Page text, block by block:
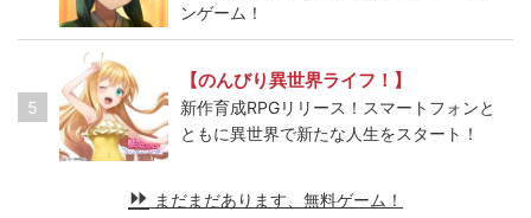
ンゲーム！
5
【のんびり異世界ライフ！】
新作育成RPGリリース！スマートフォンと
ともに異世界で新たな人生をスタート！
まだまだあります、無料ゲーム！